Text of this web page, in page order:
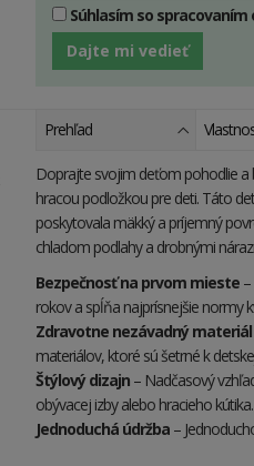
Súhlasím so spracovaním
Dajte mi vedieť
Prehľad
Doprajte svojim deťom pohodlie
hracou podložkou pre deti. Táto
poskytovala mäkký a príjemný
chladom podlahy a drobnými
Bezpečnosť na prvom mieste
rokov a spĺňa najprísnejšie normy
Zdravotne nezávadný materiál
materiálov, ktoré sú šetrné k
Štýlový dizajn – Nadčasový
obývacej izby alebo hracieho kútika.
Jednoduchá údržba –